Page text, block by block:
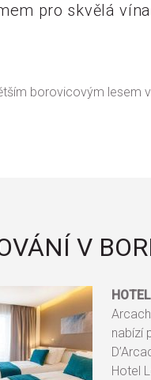
pro skvělá
borovicovým lesem
V
nabízí
Hotel